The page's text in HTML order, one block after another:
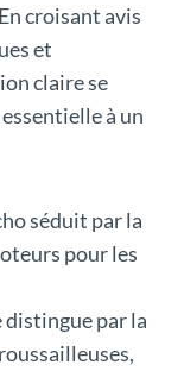
croisant avis
et
claire se
à un
séduit par la
pour les
distingue par la